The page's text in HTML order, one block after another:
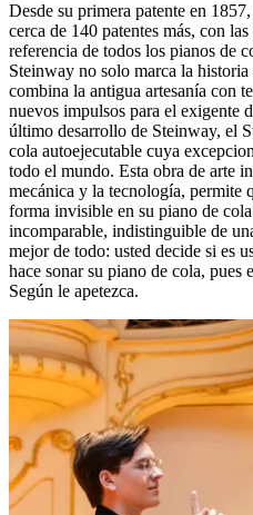
Desde su primera patente en
cerca de 140 patentes más, con
referencia de todos los pianos de
Steinway no solo marca la
combina la antigua artesanía con
nuevos impulsos para el exigente
último desarrollo de Steinway, el
cola autoejecutable cuya
todo el mundo. Esta obra de arte
mecánica y la tecnología, permite
forma invisible en su piano de
incomparable, indistinguible de
mejor de todo: usted decide si es
hace sonar su piano de cola, pues
Según le apetezca.